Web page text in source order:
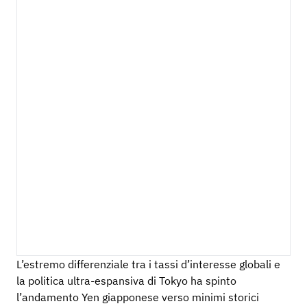
L’estremo differenziale tra i tassi d’interesse globali e
la politica ultra-espansiva di Tokyo ha spinto
l’andamento Yen giapponese verso minimi storici